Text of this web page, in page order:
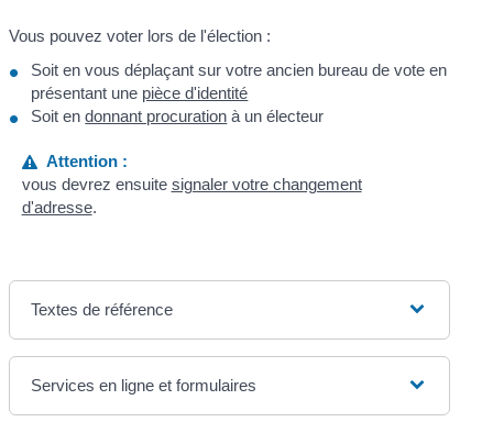
Vous pouvez voter lors de l'élection :
Soit en vous déplaçant sur votre ancien bureau de vote en
présentant une pièce d'identité
Soit endonnant procuration à un électeur
Attention :
vous devrez ensuite signaler votre changement
d'adresse.
Textes de référence
Services en ligne et formulaires